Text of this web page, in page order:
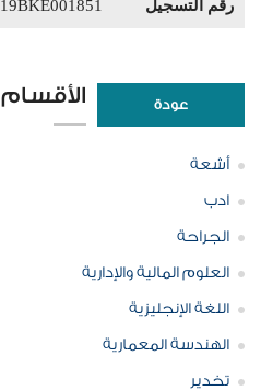
رقم التسجيل 19BKE001851
عودة الأقسام
أشعة
ادب
الجراحة
العلوم المالية والإدارية
اللغة الإنجليزية
الهندسة المعمارية
تخدير